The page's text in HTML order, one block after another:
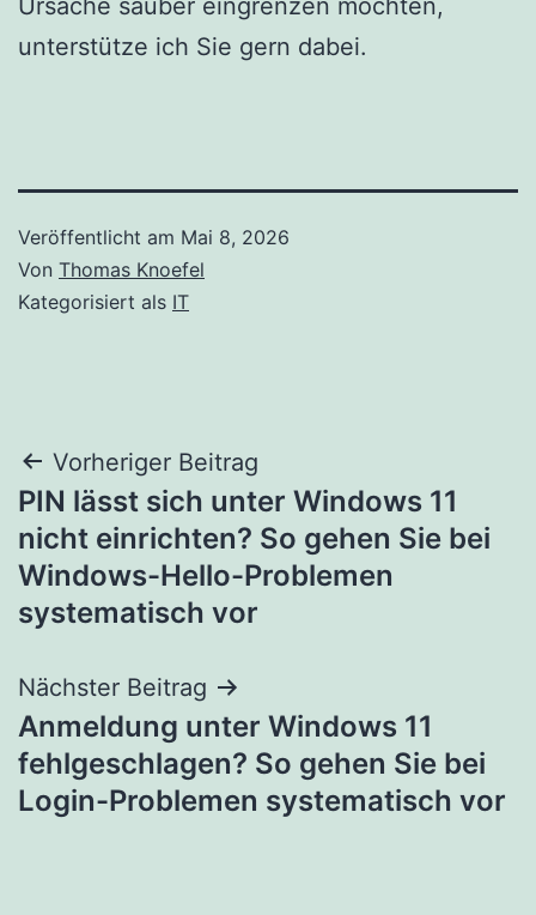
unterstütze ich Sie gern dabei.
Veröffentlicht am Mai 8, 2026
Von Thomas Knoefel
Kategorisiert als IT
Beitragsnavigation
Vorheriger Beitrag
PIN lässt sich unter Windows 11
nicht einrichten? So gehen Sie bei
Windows-Hello-Problemen
systematisch vor
Nächster Beitrag
Anmeldung unter Windows 11
fehlgeschlagen? So gehen Sie bei
Login-Problemen systematisch vor